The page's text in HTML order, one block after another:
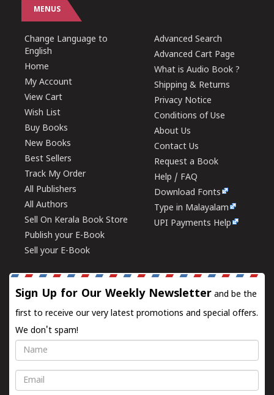
MENUS
Change Language to
English
Home
My Account
View Cart
Wish List
Buy Books
New Books
Best Sellers
Track My Order
All Publishers
All Authors
Sell On Kerala Book Store
Publish your E-Book
Sell your E-Book
Advanced Search
Advanced Cart Page
What is Audio Book ?
Shipping & Returns
Privacy Notice
Conditions of Use
About Us
Contact Us
Request a Book
Help / FAQ
Download Fonts
Type in Malayalam
UPI Payments Help
Sign Up for Our Weekly Newsletter and be the
first to receive our very latest promotions and special offers.
We don't spam!
Name
Email